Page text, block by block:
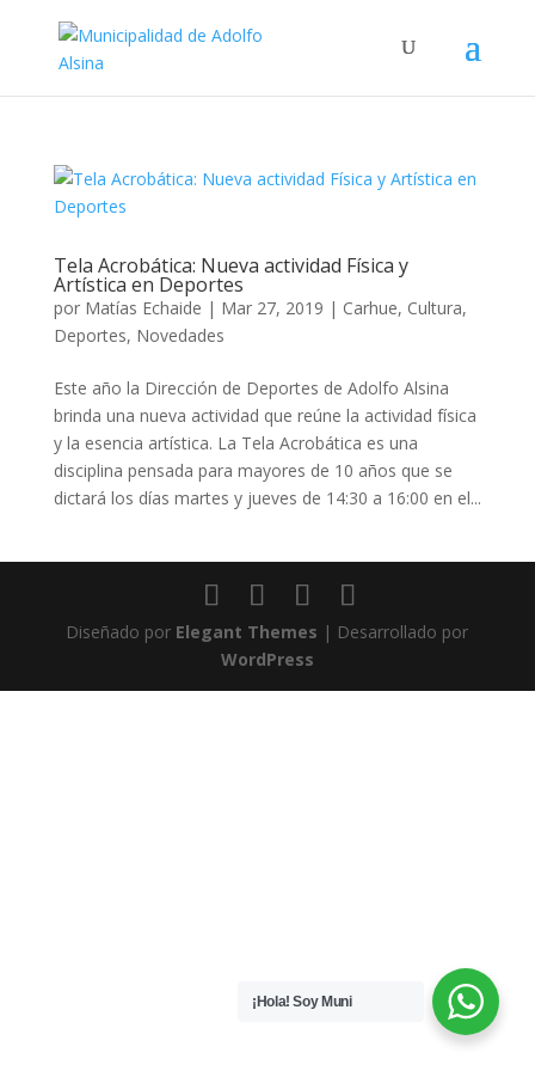
Tela Acrobática: Nueva actividad Física y
Artística en Deportes
por Matías Echaide | Mar 27, 2019 | Carhue, Cultura,
Deportes, Novedades
Este año la Dirección de Deportes de Adolfo Alsina
brinda una nueva actividad que reúne la actividad física
y la esencia artística. La Tela Acrobática es una
disciplina pensada para mayores de 10 años que se
dictará los días martes y jueves de 14:30 a 16:00 en el...
Diseñado por Elegant Themes | Desarrollado por
WordPress
¡Hola! Soy Muni